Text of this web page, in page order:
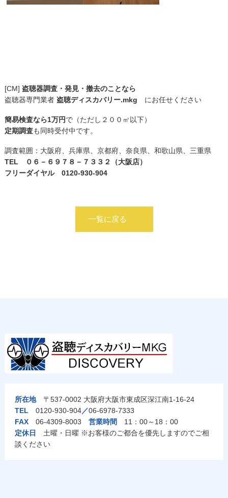
[CM] 盗聴器調査・発見・撤去のことなら
盗聴器専門業者盗聴ディスカバリー.mkg にお任せください
簡易検査なら1万円で（ただし２００㎡以下）
定期調査も同時受付中です。
調査範囲：大阪府、兵庫県、京都府、奈良県、和歌山県、三重県
TEL ０６－６９７８－７３３２（大阪店）
フリーダイヤル 0120-930-904
一覧に戻る
所在地〒537-0002 大阪府大阪市東成区深江南1-16-24
TEL 0120-930-904／06-6978-7333
FAX06-4309-8003 営業時間
11：00～18：00
定休日
土曜・日曜 ※お客様のご都合を優先しますのでご相
談ください